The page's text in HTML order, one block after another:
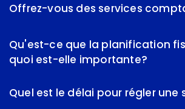
Offrez-vous des services
Qu'est-ce que la planification
quoi est-elle importante?
Quel est le délai pour régler une